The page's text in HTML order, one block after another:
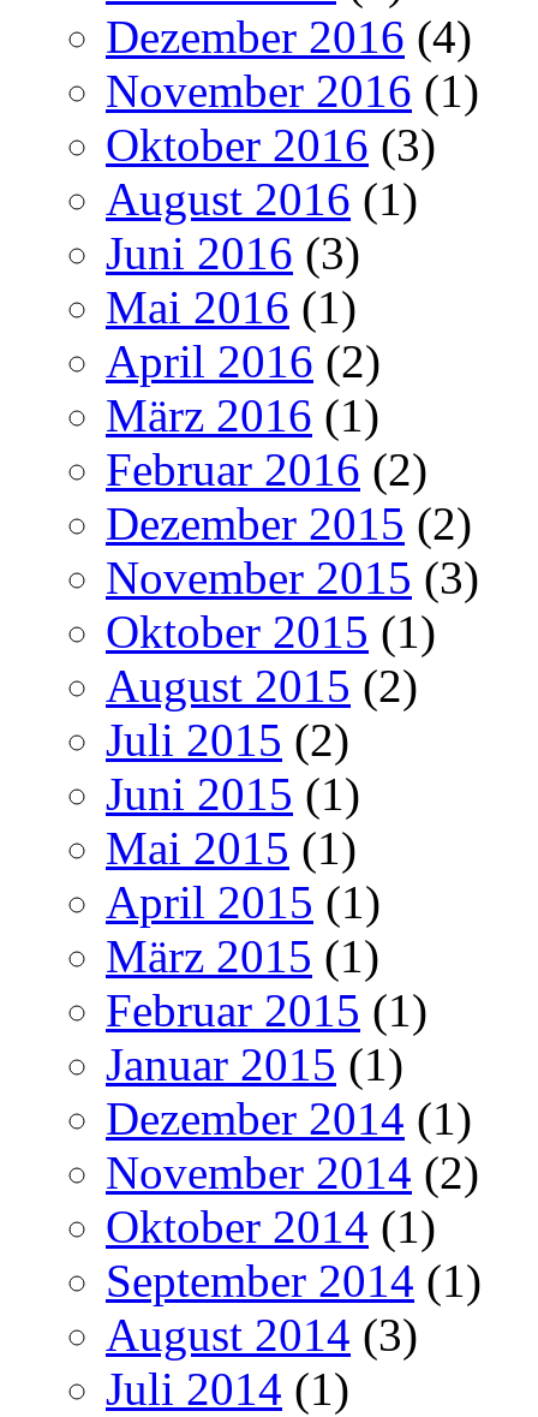
Dezember 2016 (4)
November 2016 (1)
Oktober 2016 (3)
August 2016 (1)
Juni 2016 (3)
Mai 2016 (1)
April 2016 (2)
März 2016 (1)
Februar 2016 (2)
Dezember 2015 (2)
November 2015 (3)
Oktober 2015 (1)
August 2015 (2)
Juli 2015 (2)
Juni 2015 (1)
Mai 2015 (1)
April 2015 (1)
März 2015 (1)
Februar 2015 (1)
Januar 2015 (1)
Dezember 2014 (1)
November 2014 (2)
Oktober 2014 (1)
September 2014 (1)
August 2014 (3)
Juli 2014 (1)